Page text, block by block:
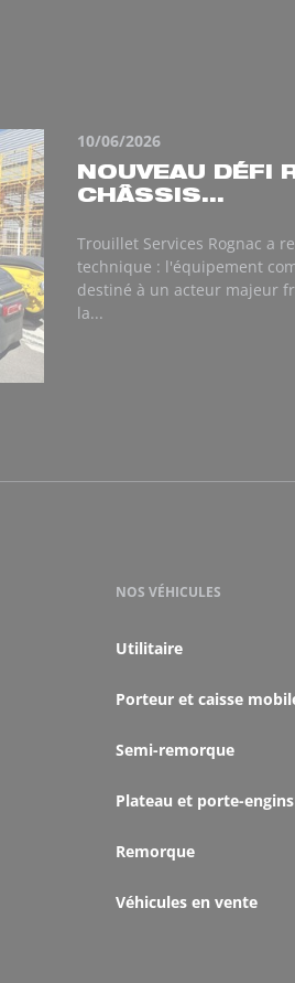
10/06/2026
NOUVEAU DÉFI
CHÂSSIS...
Trouillet Services Rognac a
technique : l'équipement
destiné à un acteur majeur
la...
NOS VÉHICULES
Utilitaire
Porteur et caisse
Semi-remorque
Plateau et porte-engins
Remorque
Véhicules en vente